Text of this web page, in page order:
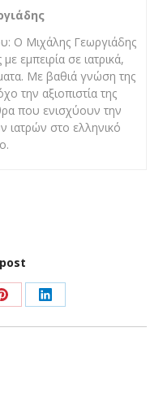
Ο Μιχάλης Γεωργιάδης
εμπειρία σε ιατρικά,
Με βαθιά γνώση της
την αξιοπιστία της
που ενισχύουν την
ιατρών στο ελληνικό